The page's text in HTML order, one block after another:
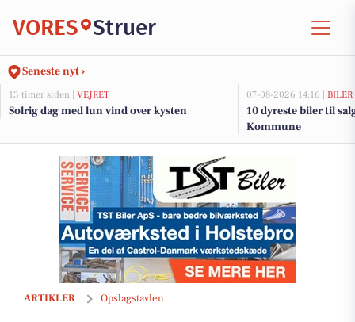
VORES Struer
Seneste nyt ›
13 timer siden | VEJRET
Solrig dag med lun vind over kysten
07-08-2026 14:16 | BILER
10 dyreste biler til
Kommune
ARTIKLER Opslagstavlen
Lux By Jakobsen inviterer til hyggelig shoppingoplevelse i regnvejret